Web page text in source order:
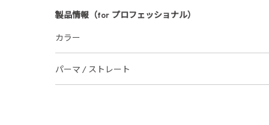
製品情報（for プロフェッショナル）
カラー
パーマ / ストレート